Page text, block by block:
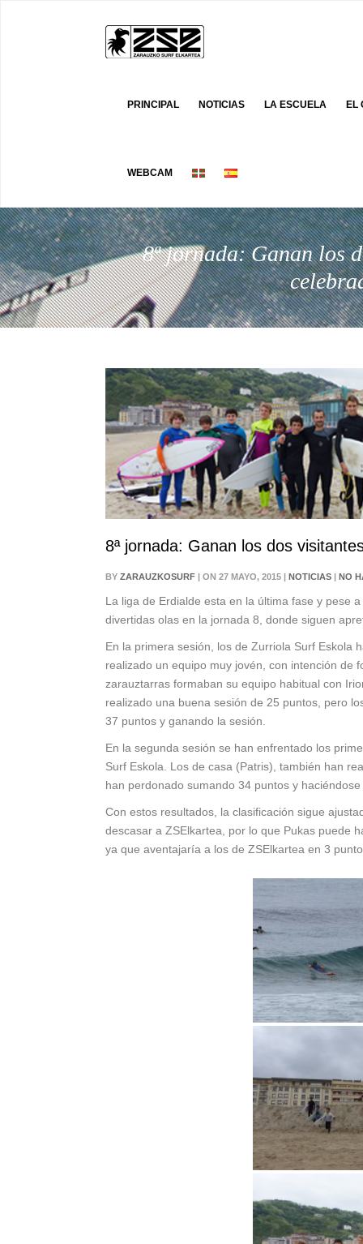
PRINCIPAL NOTICIAS LA ESCUELA EL
WEBCAM
8ª jornada: Ganan los
8ª jornada: Ganan los dos
BY ZARAUZKOSURF | ON 27 MAYO, 2015 | NOTICIAS | NO
La liga de Erdialde esta en la última fase y pese
divertidas olas en la jornada 8, donde siguen
En la primera sesión, los de Zurriola Surf Eskola
realizado un equipo muy jovén, con intención de
zarauztarras formaban su equipo habitual con
realizado una buena sesión de 25 puntos, pero
37 puntos y ganando la sesión.
En la segunda sesión se han enfrentado los
Surf Eskola. Los de casa (Patris), también han
han perdonado sumando 34 puntos y
Con estos resultados, la clasificación sigue
descasar a ZSElkartea, por lo que Pukas puede
ya que aventajaría a los de ZSElkartea en 3